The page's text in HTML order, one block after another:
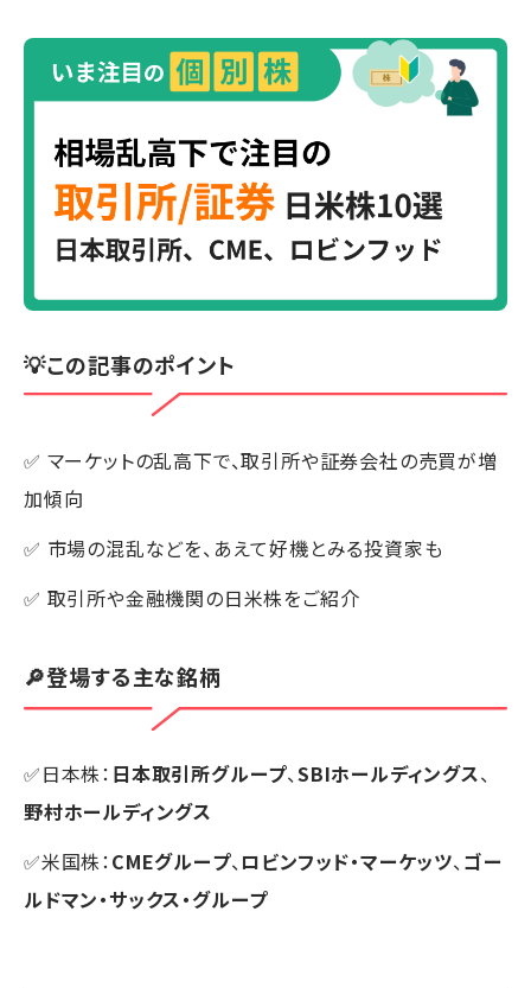
💡この記事のポイント
✅ マーケットの乱高下で、取引所や証券会社の売買が増
加傾向
✅ 市場の混乱などを、あえて好機とみる投資家も
✅ 取引所や金融機関の日米株をご紹介
🔎登場する主な銘柄
✅日本株： 日本取引所グループ、SBIホールディングス、
野村ホールディングス
✅米国株：CMEグループ、ロビンフッド・マーケッツ、ゴー
ルドマン・サックス・グループ